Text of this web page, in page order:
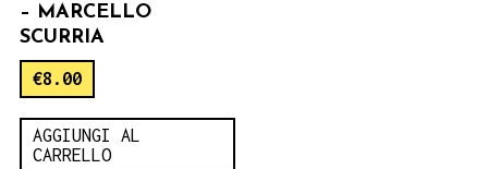
– MARCELLO
SCURRIA
€8.00
AGGIUNGI AL
CARRELLO